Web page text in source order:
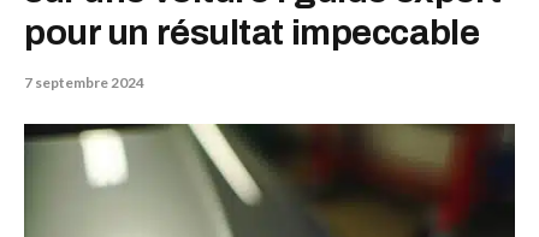
pour un résultat impeccable
7 septembre 2024